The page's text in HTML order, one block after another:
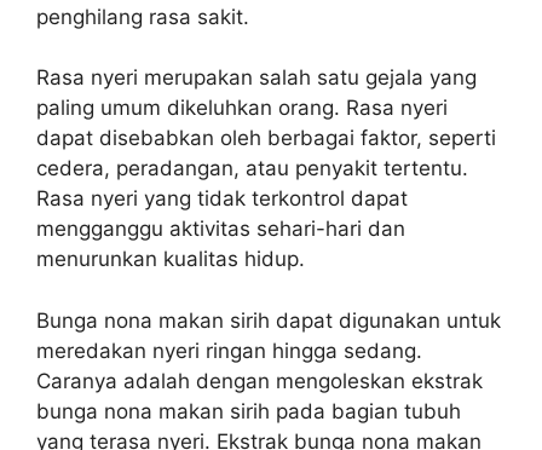
penghilang rasa sakit.
Rasa nyeri merupakan salah satu gejala yang
paling umum dikeluhkan orang. Rasa nyeri
dapat disebabkan oleh berbagai faktor, seperti
cedera, peradangan, atau penyakit tertentu.
Rasa nyeri yang tidak terkontrol dapat
mengganggu aktivitas sehari-hari dan
menurunkan kualitas hidup.
Bunga nona makan sirih dapat digunakan untuk
meredakan nyeri ringan hingga sedang.
Caranya adalah dengan mengoleskan ekstrak
bunga nona makan sirih pada bagian tubuh
yang terasa nyeri. Ekstrak bunga nona makan